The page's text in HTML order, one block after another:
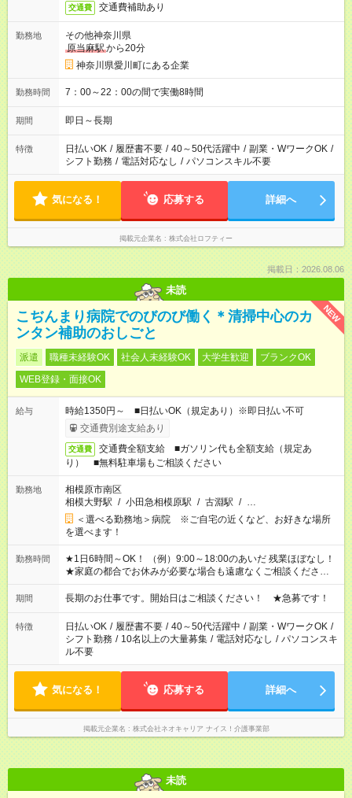
交通費 交通費補助あり
勤務地
その他神奈川県
原当麻駅から20分
神奈川県愛川町にある企業
勤務時間 7：00～22：00の間で実働8時間
期間 即日～長期
特徴 日払いOK / 履歴書不要 / 40～50代活躍中 / 副業・WワークOK /
シフト勤務 / 電話対応なし / パソコンスキル不要
気になる！ 応募する 詳細へ
掲載元企業名 株式会社ロフティー
掲載日：2026.08.06
未読
NEW
こぢんまり病院でのびのび働く＊清掃中心のカ
ンタン補助のおしごと
派遣 職種未経験OK 社会人未経験OK 大学生歓迎
ブランクOK
WEB登録・面接OK
給与
時給1350円～ ■日払いOK（規定あり）※即日払い不可
交通費別途支給あり
交通費
交通費全額支給 ■ガソリン代も全額支給（規定あ
り） ■無料駐車場もご相談ください
勤務地
相模原市南区
相模大野駅 / 小田急相模原駅 / 古淵駅 / …
＜選べる勤務地＞病院 ※ご自宅の近くなど、お好きな場所
を選べます！
勤務時間
★1日6時間～OK！ （例）9:00～18:00のあいだ 残業ほぼなし！
★家庭の都合でお休みが必要な場合も遠慮なくご相談ください。
※シフトはご希望に合わせて調整可能です。 その他、 ＊週4日・
1日7時間 ＊日勤のみ ＊土日休み ＊午前だけ・午後だけ ＊平日
仕事をご紹介できます！ 登録の際に、あなたのご希望をお聞か
せください。
期間 長期のお仕事です。開始日はご相談ください！ ★急募です！
特徴 日払いOK / 履歴書不要 / 40～50代活躍中 / 副業・WワークOK /
シフト勤務 / 10名以上の大量募集 / 電話対応なし / パソコンスキ
ル不要
気になる！ 応募する 詳細へ
掲載元企業名 株式会社ネオキャリア ナイス！介護事業部
未読